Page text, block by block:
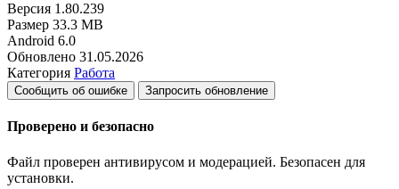
Версия 1.80.239
Размер 33.3 MB
Android 6.0
Обновлено 31.05.2026
Категория Работа
Сообщить об ошибке Запросить обновление
Проверено и безопасно
Файл проверен антивирусом и модерацией. Безопасен для
установки.